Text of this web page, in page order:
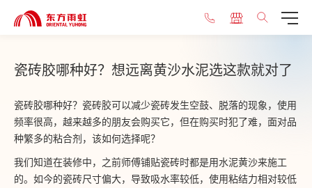
瓷砖胶哪种好？想远离黄沙水泥选这款就对了
瓷砖胶哪种好？瓷砖胶可以减少瓷砖发生空鼓、脱落的现象，使用
频率很高，越来越多的朋友会购买它，但在购买时犯了难，面对品
种繁多的粘合剂，该如何选择呢？
我们知道在装修中，之前师傅铺贴瓷砖时都是用水泥黄沙来施工
的。如今的瓷砖尺寸偏大，导致吸水率较低，使用粘结力相对较低